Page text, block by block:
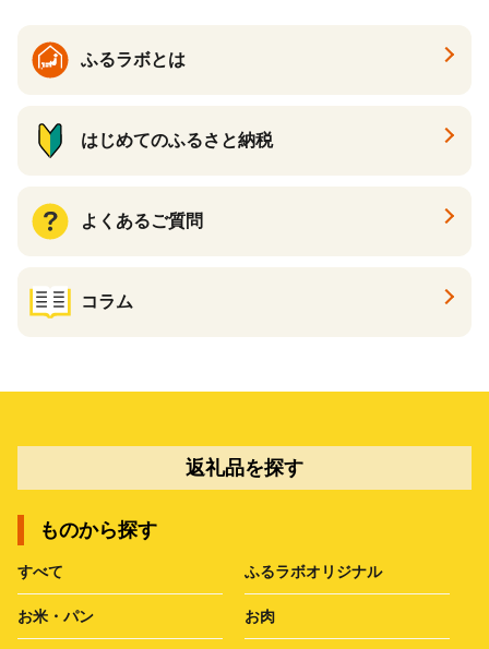
ふるラボとは
はじめてのふるさと納税
よくあるご質問
コラム
返礼品を探す
ものから探す
すべて ふるラボオリジナル
お米・パン お肉